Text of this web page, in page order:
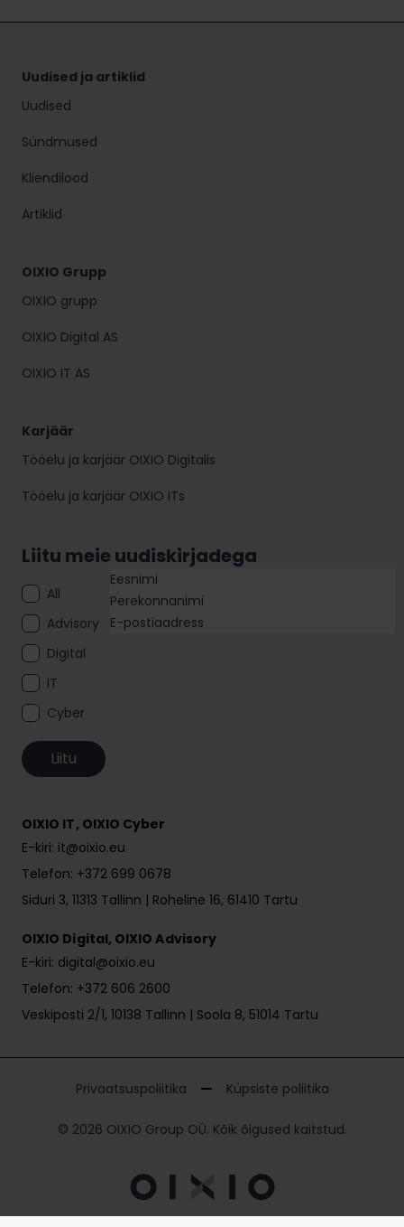
Uudised ja artiklid
Uudised
Sündmused
Kliendilood
Artiklid
OIXIO Grupp
OIXIO grupp
OIXIO Digital AS
OIXIO IT AS
Karjäär
Tööelu ja karjäär OIXIO Digitalis
Tööelu ja karjäär OIXIO ITs
Liitu meie uudiskirjadega
All
Advisory
Digital
IT
Cyber
Liitu
OIXIO IT, OIXIO Cyber
E-kiri: it@oixio.eu
Telefon: +372 699 0678
Siduri 3, 11313 Tallinn | Roheline 16, 61410 Tartu
OIXIO Digital, OIXIO Advisory
E-kiri: digital@oixio.eu
Telefon: +372 606 2600
Veskiposti 2/1, 10138 Tallinn | Soola 8, 51014 Tartu
Privaatsuspoliitika Küpsiste poliitika
© 2026 OIXIO Group OÜ. Kõik õigused kaitstud.